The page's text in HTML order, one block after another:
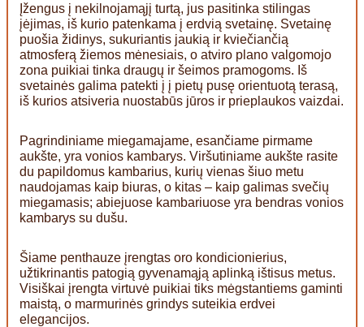
Įžengus į nekilnojamąjį turtą, jus pasitinka stilingas
įėjimas, iš kurio patenkama į erdvią svetainę. Svetainę
puošia židinys, sukuriantis jaukią ir kviečiančią
atmosferą žiemos mėnesiais, o atviro plano valgomojo
zona puikiai tinka draugų ir šeimos pramogoms. Iš
svetainės galima patekti į į pietų pusę orientuotą terasą,
iš kurios atsiveria nuostabūs jūros ir prieplaukos vaizdai.
Pagrindiniame miegamajame, esančiame pirmame
aukšte, yra vonios kambarys. Viršutiniame aukšte rasite
du papildomus kambarius, kurių vienas šiuo metu
naudojamas kaip biuras, o kitas – kaip galimas svečių
miegamasis; abiejuose kambariuose yra bendras vonios
kambarys su dušu.
Šiame penthauze įrengtas oro kondicionierius,
užtikrinantis patogią gyvenamąją aplinką ištisus metus.
Visiškai įrengta virtuvė puikiai tiks mėgstantiems gaminti
maistą, o marmurinės grindys suteikia erdvei
elegancijos.